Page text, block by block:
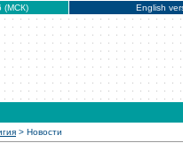
(МСК) English
> Новости